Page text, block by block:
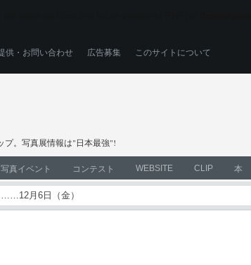
供・お問い合わせ 広告募集 このサイトについて
プ。写真展情報は"日本最強"!
写真イベント コンテスト WEBSITE CLIP 本
月6日（金）